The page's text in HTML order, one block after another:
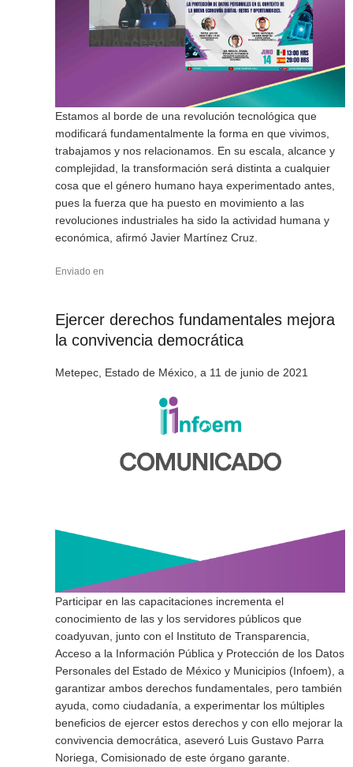
Estamos al borde de una revolución tecnológica que
modificará fundamentalmente la forma en que vivimos,
trabajamos y nos relacionamos. En su escala, alcance y
complejidad, la transformación será distinta a cualquier
cosa que el género humano haya experimentado antes,
pues la fuerza que ha puesto en movimiento a las
revoluciones industriales ha sido la actividad humana y
económica, afirmó Javier Martínez Cruz.
Enviado en
Ejercer derechos fundamentales mejora
la convivencia democrática
Metepec, Estado de México, a 11 de junio de 2021
Participar en las capacitaciones incrementa el
conocimiento de las y los servidores públicos que
coadyuvan, junto con el Instituto de Transparencia,
Acceso a la Información Pública y Protección de los Datos
Personales del Estado de México y Municipios (Infoem), a
garantizar ambos derechos fundamentales, pero también
ayuda, como ciudadanía, a experimentar los múltiples
beneficios de ejercer estos derechos y con ello mejorar la
convivencia democrática, aseveró Luis Gustavo Parra
Noriega, Comisionado de este órgano garante.